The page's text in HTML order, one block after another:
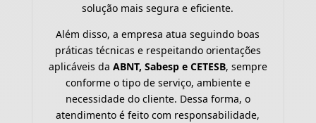
solução mais segura e eficiente.
Além disso, a empresa atua seguindo boas
práticas técnicas e respeitando orientações
aplicáveis da ABNT, Sabesp e CETESB, sempre
conforme o tipo de serviço, ambiente e
necessidade do cliente. Dessa forma, o
atendimento é feito com responsabilidade,